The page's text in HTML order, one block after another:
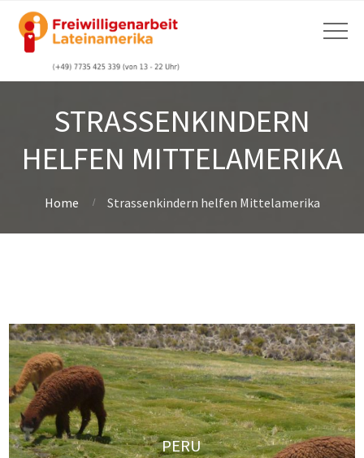
STRASSENKINDERN
HELFEN MITTELAMERIKA
Home Strassenkindern helfen Mittelamerika
PERU